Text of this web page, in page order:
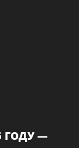
ГОДУ —